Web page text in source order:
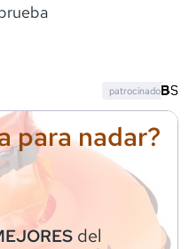
para nadar?
del
patrocinado